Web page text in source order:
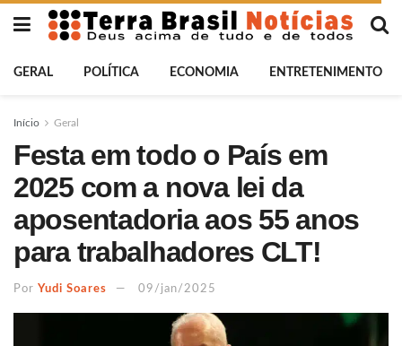
GERAL POLÍTICA ECONOMIA ENTRETENIMENTO
Início Geral
Festa em todo o País em
2025 com a nova lei da
aposentadoria aos 55 anos
para trabalhadores CLT!
Por Yudi Soares 09/jan/2025